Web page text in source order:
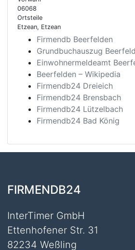
06068
Ortsteile
Etzean, Etzean
Firmendb Beerfelden
Grundbuchauszug
Einwohnermeldeamt
Beerfelden – Wikipedia
Firmendb24 Dreieich
Firmendb24 Brensbach
Firmendb24 Lützelbach
Firmendb24 Bad König
FIRMENDB24
InterTimer GmbH
Ettenhofener Str. 31
82234 Weßling